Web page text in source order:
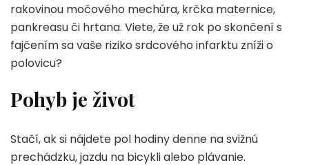
rakovinou močového mechúra, krčka maternice,
pankreasu či hrtana. Viete, že už rok po skončení s
fajčením sa vaše riziko srdcového infarktu zníži o
polovicu?
Pohyb je život
Stačí, ak si nájdete pol hodiny denne na svižnú
prechádzku, jazdu na bicykli alebo plávanie.